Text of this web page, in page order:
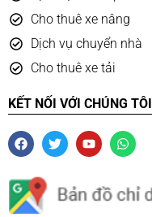
Cho thuê xe nâng
Dịch vụ chuyển nhà
Cho thuê xe tải
KẾT NỐI VỚI CHÚNG TÔI